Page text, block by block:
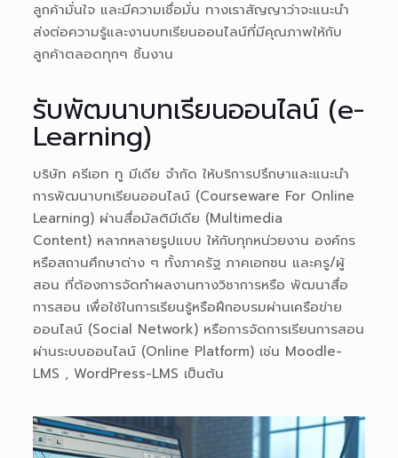
ลูกค้ามั่นใจ และมีความเชื่อมั่น ทางเราสัญญาว่าจะแนะนำ
ส่งต่อความรู้และงานบทเรียนออนไลน์ที่มีคุณภาพให้กับ
ลูกค้าตลอดทุกๆ ชิ้นงาน
รับพัฒนาบทเรียนออนไลน์ (e-
Learning)
บริษัท ครีเอท ทู มีเดีย จำกัด ให้บริการปรึกษาและแนะนำ
การพัฒนาบทเรียนออนไลน์ (Courseware For Online
Learning) ผ่านสื่อมัลติมีเดีย (Multimedia
Content) หลากหลายรูปแบบ ให้กับทุกหน่วยงาน องค์กร
หรือสถานศึกษาต่าง ๆ ทั้งภาครัฐ ภาคเอกชน และครู/ผู้
สอน ที่ต้องการจัดทำผลงานทางวิชาการหรือ พัฒนาสื่อ
การสอน เพื่อใช้ในการเรียนรู้หรือฝึกอบรมผ่านเครือข่าย
ออนไลน์ (Social Network) หรือการจัดการเรียนการสอน
ผ่านระบบออนไลน์ (Online Platform) เช่น Moodle-
LMS , WordPress-LMS เป็นต้น